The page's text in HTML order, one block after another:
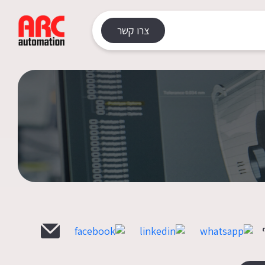
צרו קשר